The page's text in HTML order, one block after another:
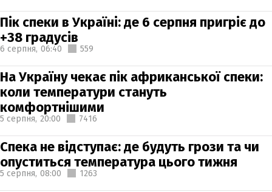
Пік спеки в Україні: де 6 серпня пригріє до
+38 градусів
6 серпня, 06:40 559
На Україну чекає пік африканської спеки:
коли температури стануть
комфортнішими
5 серпня, 20:00 7416
Спека не відступає: де будуть грози та чи
опуститься температура цього тижня
5 серпня, 08:00 1263